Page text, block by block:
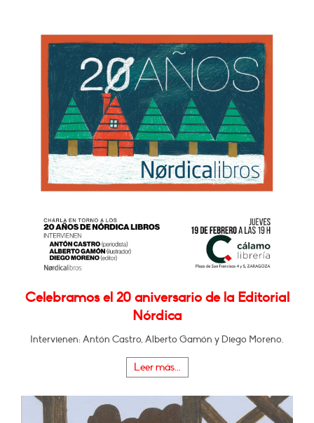
Celebramos el 20 aniversario de la Editorial
Nórdica
Intervienen: Antón Castro, Alberto Gamón y Diego Moreno.
Leer más...